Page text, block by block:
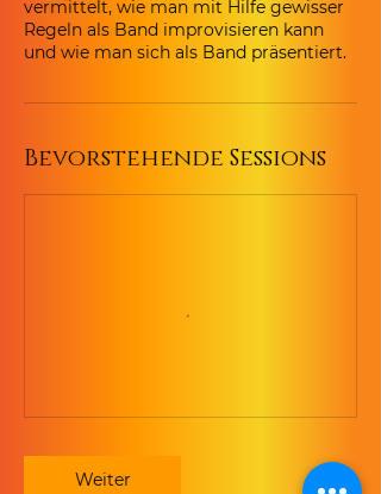
vermittelt, wie man mit Hilfe gewisser
Regeln als Band improvisieren kann
und wie man sich als Band präsentiert.
Bevorstehende Sessions
Weiter